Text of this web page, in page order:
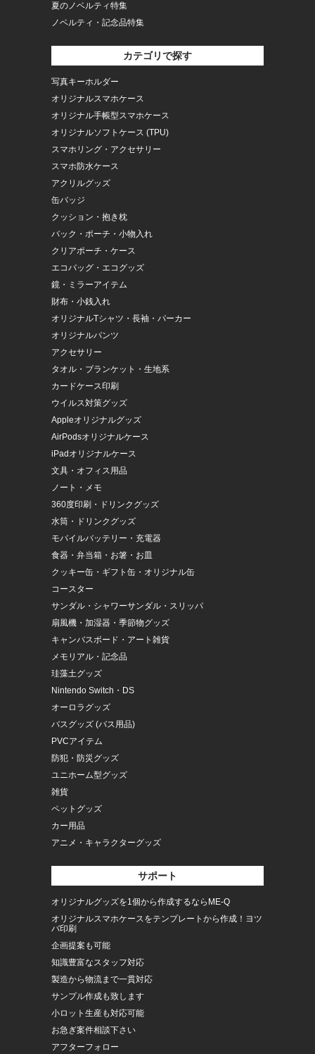
夏のノベルティ特集
ノベルティ・記念品特集
カテゴリで探す
写真キーホルダー
オリジナルスマホケース
オリジナル手帳型スマホケース
オリジナルソフトケース (TPU)
スマホリング・アクセサリー
スマホ防水ケース
アクリルグッズ
缶バッジ
クッション・抱き枕
バック・ポーチ・小物入れ
クリアポーチ・ケース
エコバッグ・エコグッズ
鏡・ミラーアイテム
財布・小銭入れ
オリジナルTシャツ・長袖・パーカー
オリジナルパンツ
アクセサリー
タオル・ブランケット・生地系
カードケース印刷
ウイルス対策グッズ
Appleオリジナルグッズ
AirPodsオリジナルケース
iPadオリジナルケース
文具・オフィス用品
ノート・メモ
360度印刷・ドリンクグッズ
水筒・ドリンクグッズ
モバイルバッテリー・充電器
食器・弁当箱・お箸・お皿
クッキー缶・ギフト缶・オリジナル缶
コースター
サンダル・シャワーサンダル・スリッパ
扇風機・加湿器・季節物グッズ
キャンバスボード・アート雑貨
メモリアル・記念品
珪藻土グッズ
Nintendo Switch・DS
オーロラグッズ
バスグッズ (バス用品)
PVCアイテム
防犯・防災グッズ
ユニホーム型グッズ
雑貨
ペットグッズ
カー用品
アニメ・キャラクターグッズ
サポート
オリジナルグッズを1個から作成するならME-Q
オリジナルスマホケースをテンプレートから作成！ヨツ
バ印刷
企画提案も可能
知識豊富なスタッフ対応
製造から物流まで一貫対応
サンプル作成も致します
小ロット生産も対応可能
お急ぎ案件相談下さい
アフターフォロー